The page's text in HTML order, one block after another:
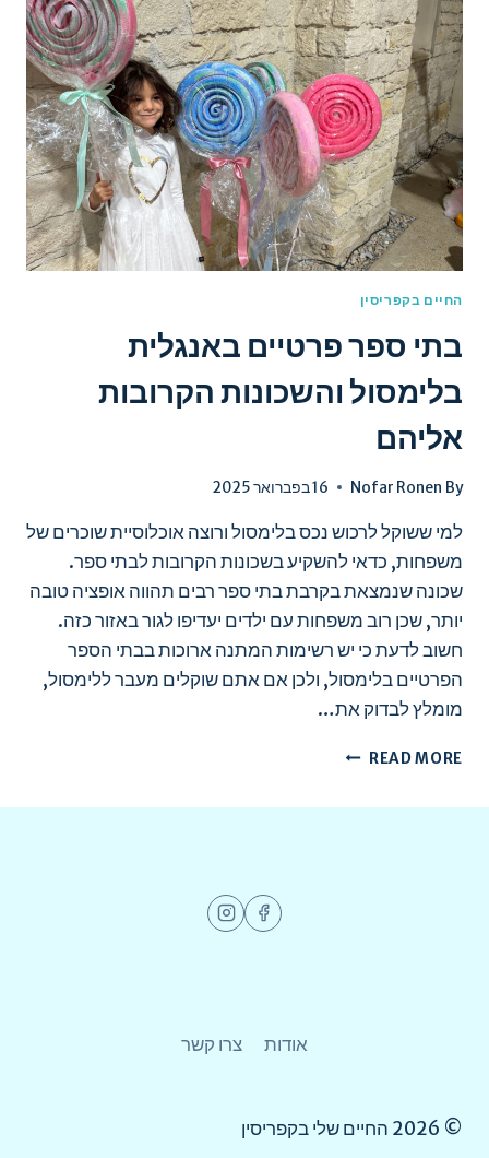
בקפריסין
החיים בקפריסין
בתי ספר פרטיים באנגלית
בלימסול והשכונות הקרובות
אליהם
By
Nofar Ronen 16 בפברואר 2025
למי ששוקל לרכוש נכס בלימסול ורוצה אוכלוסיית שוכרים של
משפחות, כדאי להשקיע בשכונות הקרובות לבתי ספר.
שכונה שנמצאת בקרבת בתי ספר רבים תהווה אופציה טובה
יותר, שכן רוב משפחות עם ילדים יעדיפו לגור באזור כזה.
חשוב לדעת כי יש רשימות המתנה ארוכות בבתי הספר
הפרטיים בלימסול, ולכן אם אתם שוקלים מעבר ללימסול,
מומלץ לבדוק את…
READ MORE בתי
אודות צרו קשר
© 2026 החיים שלי בקפריסין